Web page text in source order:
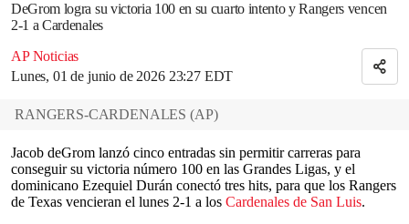
DeGrom logra su victoria 100 en su cuarto intento y Rangers vencen
2-1 a Cardenales
AP Noticias
Lunes, 01 de junio de 2026 23:27 EDT
RANGERS-CARDENALES (AP)
Jacob deGrom lanzó cinco entradas sin permitir carreras para
conseguir su victoria número 100 en las Grandes Ligas, y el
dominicano Ezequiel Durán conectó tres hits, para que los Rangers
de Texas vencieran el lunes 2-1 a los Cardenales de San Luis.